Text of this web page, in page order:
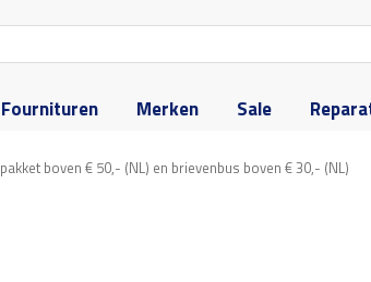
Fournituren Merken Sale
boven € 50,- (NL) en brievenbus boven € 30,- (NL)